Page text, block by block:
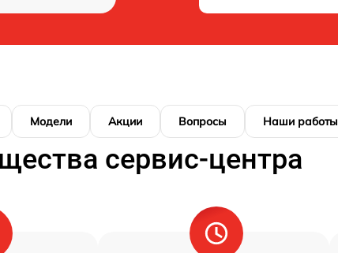
Модели Акции Вопросы Наши работы
сервис-центра